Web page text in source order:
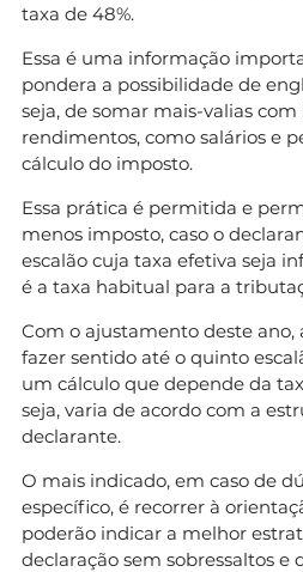
taxa de 48%.
Essa é uma informação
pondera a possibilidade de
seja, de somar mais-valias
rendimentos, como salários e
cálculo do imposto.
Essa prática é permitida e
menos imposto, caso o
escalão cuja taxa efetiva seja
é a taxa habitual para a
Com o ajustamento deste ano,
fazer sentido até o quinto
um cálculo que depende da
seja, varia de acordo com a
declarante.
O mais indicado, em caso de
específico, é recorrer à
poderão indicar a melhor
declaração sem sobressaltos e